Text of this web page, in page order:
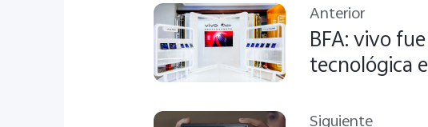
Anterior
BFA: vivo
tecnológica